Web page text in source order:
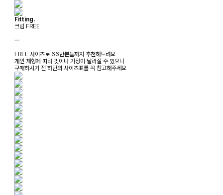
Fitting.
크림 FREE
ㅡ
FREE 사이즈로 66반분들까지 추천해드려요
개인 체형에 따라 핏이나 기장이 달라질 수 있으니
구매하시기 전 하단의 사이즈표를 꼭 참고해주세요